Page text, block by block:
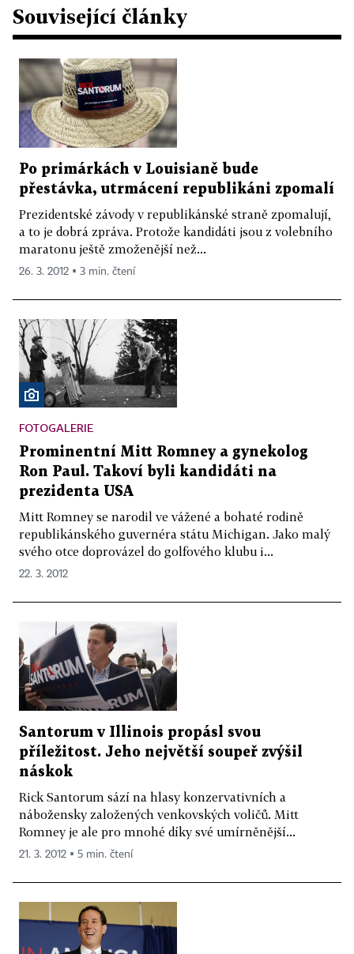
Související články
Po primárkách v Louisianě bude
přestávka, utrmácení republikáni zpomalí
Prezidentské závody v republikánské straně zpomalují,
a to je dobrá zpráva. Protože kandidáti jsou z volebního
maratonu ještě zmoženější než...
26. 3. 2012 ▪ 3 min. čtení
FOTOGALERIE
Prominentní Mitt Romney a gynekolog
Ron Paul. Takoví byli kandidáti na
prezidenta USA
Mitt Romney se narodil ve vážené a bohaté rodině
republikánského guvernéra státu Michigan. Jako malý
svého otce doprovázel do golfového klubu i...
22. 3. 2012
Santorum v Illinois propásl svou
příležitost. Jeho největší soupeř zvýšil
náskok
Rick Santorum sází na hlasy konzervativních a
nábožensky založených venkovských voličů. Mitt
Romney je ale pro mnohé díky své umírněnější...
21. 3. 2012 ▪ 5 min. čtení